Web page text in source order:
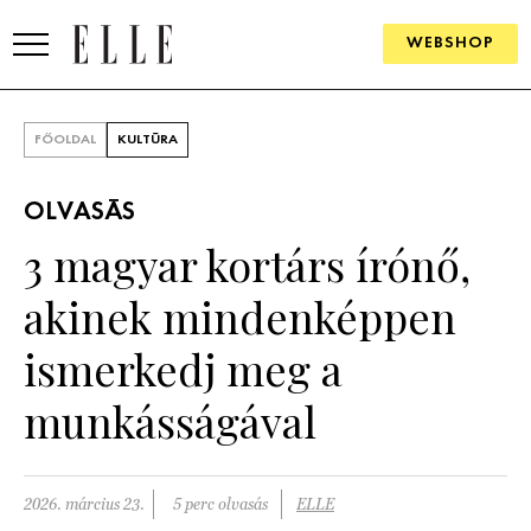
WEBSHOP
SZÉPSÉG
PÁRKAPCSOLAT
FŐOLDAL KULTÚRA
OLVASÁS
3 magyar kortárs írónő,
akinek mindenképpen
ismerkedj meg a
munkásságával
2026. március 23. 5 perc olvasás ELLE